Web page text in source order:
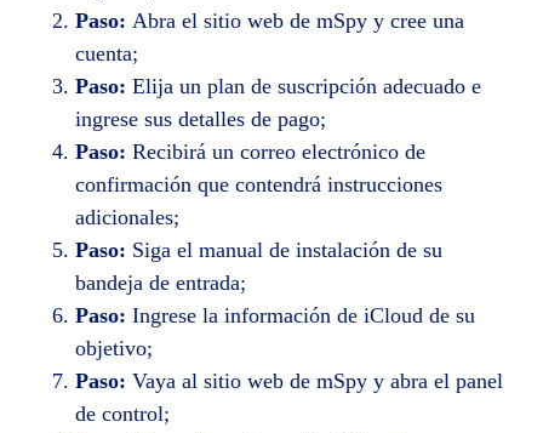
Paso:Abra el sitio web de mSpy y cree una
cuenta;
Paso: Elija un plan de suscripción adecuado e
ingrese sus detalles de pago;
Paso:Recibirá un correo electrónico de
confirmación que contendrá instrucciones
adicionales;
Paso: Siga el manual de instalación de su
bandeja de entrada;
Paso:Ingrese la información de iCloud de su
objetivo;
Paso:Vaya al sitio web de mSpy y abra el panel
de control;